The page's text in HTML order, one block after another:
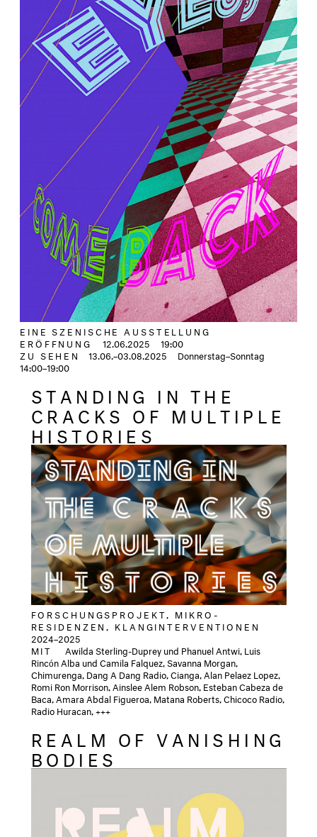
EINE SZENISCHE AUSSTELLUNG
ERÖFFNUNG
12.06.2025
19:00
ZU SEHEN
13.06.–03.08.2025
Donnerstag–Sonntag
14:00–19:00
STANDING IN THE
CRACKS OF MULTIPLE
HISTORIES
FORSCHUNGSPROJEKT, MIKRO-
RESIDENZEN, KLANGINTERVENTIONEN
2024–2025
MIT
Awilda Sterling-Duprey und Phanuel Antwi, Luis
Rincón Alba und Camila Falquez, Savanna Morgan,
Chimurenga, Dang A Dang Radio, Cianga, Alan Pelaez Lopez,
Romi Ron Morrison, Ainslee Alem Robson, Esteban Cabeza de
Baca, Amara Abdal Figueroa, Matana Roberts, Chicoco Radio,
Radio Huracan, +++
REALM OF VANISHING
BODIES